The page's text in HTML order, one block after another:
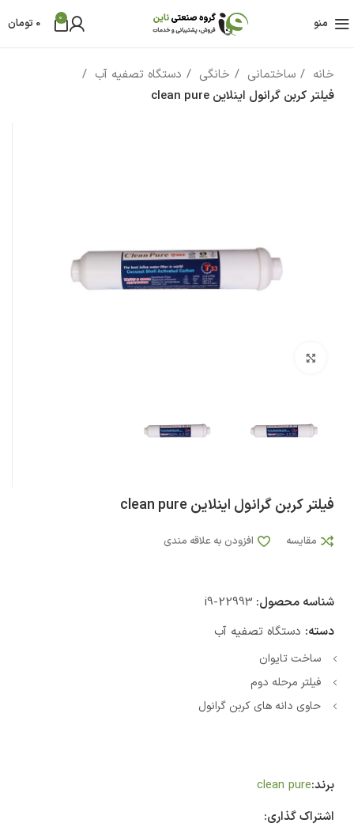
منو 0
0 تومان
خانه ساختمانی خانگی
دستگاه تصفیه آب
فیلتر کربن گرانول اینلاین clean pure
فیلتر کربن گرانول اینلاین clean pure
مقایسه افزودن به علاقه مندی
شناسه محصول: i9-22993
دسته: دستگاه تصفیه آب
ساخت تایوان
فیلتر مرحله دوم
حاوی دانه های کربن گرانول
برند:clean pure
اشتراک گذاری: